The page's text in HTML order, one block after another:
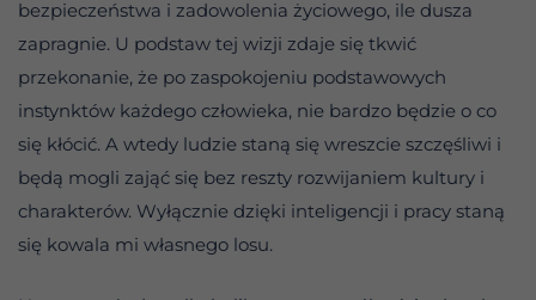
bezpieczeństwa i zadowolenia życiowego, ile dusza
zapragnie. U podstaw tej wizji zdaje się tkwić
przekonanie, że po zaspokojeniu podstawowych
instynktów każdego człowieka, nie bardzo będzie o co
się kłócić. A wtedy ludzie staną się wreszcie szczęśliwi i
będą mogli zająć się bez reszty rozwijaniem kultury i
charakterów. Wyłącznie dzięki inteligencji i pracy staną
się kowala mi własnego losu.